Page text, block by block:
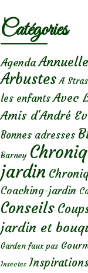
Catégories
Agenda
Arbustes A
les enfants Avec
Amis d'André
Bonnes adresses
Barney
jardin
Coaching-jardin
Conseils
jardin et
Garden faux pas
Insectes